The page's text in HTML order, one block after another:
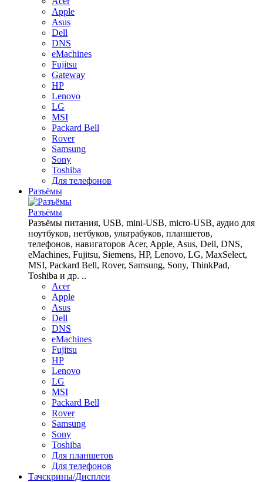
Apple
Asus
Dell
DNS
eMachines
Fujitsu
Gateway
HP
Lenovo
LG
MSI
Packard Bell
Rover
Samsung
Sony
Toshiba
Для телефонов
Разъёмы
Разъёмы
Разъёмы питания, USB, mini-USB, micro-USB, аудио для
ноутбуков, нетбуков, ультрабуков, планшетов,
телефонов, навигаторов Acer, Apple, Asus, Dell, DNS,
eMachines, Fujitsu, Siemens, HP, Lenovo, LG, MaxSelect,
MSI, Packard Bell, Rover, Samsung, Sony, ThinkPad,
Toshiba и др. ..
Acer
Apple
Asus
Dell
DNS
eMachines
Fujitsu
HP
Lenovo
LG
MSI
Packard Bell
Rover
Samsung
Sony
Toshiba
Для планшетов
Для телефонов
Тачскрины/Дисплеи